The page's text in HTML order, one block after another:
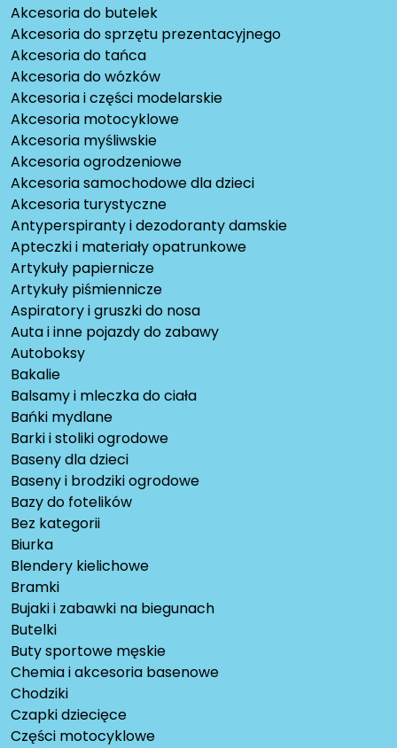
Akcesoria do butelek
Akcesoria do sprzętu prezentacyjnego
Akcesoria do tańca
Akcesoria do wózków
Akcesoria i części modelarskie
Akcesoria motocyklowe
Akcesoria myśliwskie
Akcesoria ogrodzeniowe
Akcesoria samochodowe dla dzieci
Akcesoria turystyczne
Antyperspiranty i dezodoranty damskie
Apteczki i materiały opatrunkowe
Artykuły papiernicze
Artykuły piśmiennicze
Aspiratory i gruszki do nosa
Auta i inne pojazdy do zabawy
Autoboksy
Bakalie
Balsamy i mleczka do ciała
Bańki mydlane
Barki i stoliki ogrodowe
Baseny dla dzieci
Baseny i brodziki ogrodowe
Bazy do fotelików
Bez kategorii
Biurka
Blendery kielichowe
Bramki
Bujaki i zabawki na biegunach
Butelki
Buty sportowe męskie
Chemia i akcesoria basenowe
Chodziki
Czapki dziecięce
Części motocyklowe